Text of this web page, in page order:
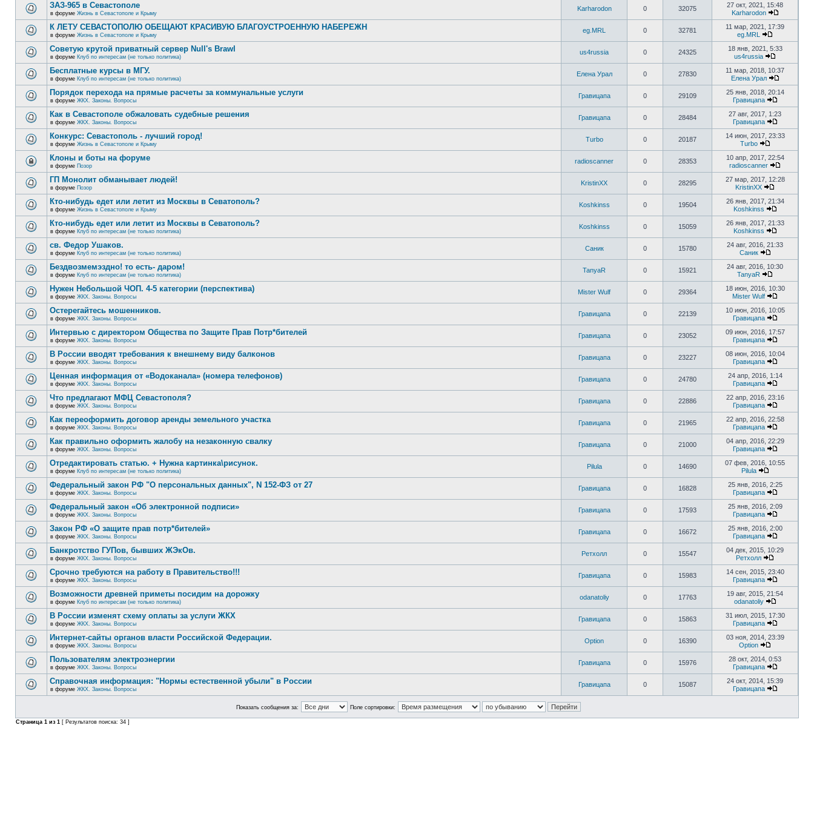
ЗАЗ-965 в Севастополе
в форуме Жизнь в Севастополе и Крыму
Karharodon 0 32075
27 окт, 2021, 15:48
Karharodon
К ЛЕТУ СЕВАСТОПОЛЮ ОБЕЩАЮТ КРАСИВУЮ БЛАГОУСТРОЕННУЮ НАБЕРЕЖН
в форуме Жизнь в Севастополе и Крыму
eg.MRL 0 32781
11 мар, 2021, 17:39
eg.MRL
Советую крутой приватный сервер Null's Brawl
в форуме Клуб по интересам (не только политика)
us4russia 0 24325
18 янв, 2021, 5:33
us4russia
Бесплатные курсы в МГУ.
в форуме Клуб по интересам (не только политика)
Елена Урал 0 27830
11 мар, 2018, 10:37
Елена Урал
Порядок перехода на прямые расчеты за коммунальные услуги
в форуме ЖКХ. Законы. Вопросы
Гравицапа 0 29109
25 янв, 2018, 20:14
Гравицапа
Как в Севастополе обжаловать судебные решения
в форуме ЖКХ. Законы. Вопросы
Гравицапа 0 28484
27 авг, 2017, 1:23
Гравицапа
Конкурс: Севастополь - лучший город!
в форуме Жизнь в Севастополе и Крыму
Turbo 0 20187
14 июн, 2017, 23:33
Turbo
Клоны и боты на форуме
в форуме Позор
radioscanner 0 28353
10 апр, 2017, 22:54
radioscanner
ГП Монолит обманывает людей!
в форуме Позор
KristinXX 0 28295
27 мар, 2017, 12:28
KristinXX
Кто-нибудь едет или летит из Москвы в Севатополь?
в форуме Жизнь в Севастополе и Крыму
Koshkinss 0 19504
26 янв, 2017, 21:34
Koshkinss
Кто-нибудь едет или летит из Москвы в Севатополь?
в форуме Клуб по интересам (не только политика)
Koshkinss 0 15059
26 янв, 2017, 21:33
Koshkinss
св. Федор Ушаков.
в форуме Клуб по интересам (не только политика)
Саник 0 15780
24 авг, 2016, 21:33
Саник
Бездвозмемэздно! то есть- даром!
в форуме Клуб по интересам (не только политика)
TanyaR 0 15921
24 авг, 2016, 10:30
TanyaR
Нужен Небольшой ЧОП. 4-5 категории (перспектива)
в форуме ЖКХ. Законы. Вопросы
Mister Wulf 0 29364
18 июн, 2016, 10:30
Mister Wulf
Остерегайтесь мошенников.
в форуме ЖКХ. Законы. Вопросы
Гравицапа 0 22139
10 июн, 2016, 10:05
Гравицапа
Интервью с директором Общества по Защите Прав Потр*бителей
в форуме ЖКХ. Законы. Вопросы
Гравицапа 0 23052
09 июн, 2016, 17:57
Гравицапа
В России вводят требования к внешнему виду балконов
в форуме ЖКХ. Законы. Вопросы
Гравицапа 0 23227
08 июн, 2016, 10:04
Гравицапа
Ценная информация от «Водоканала» (номера телефонов)
в форуме ЖКХ. Законы. Вопросы
Гравицапа 0 24780
24 апр, 2016, 1:14
Гравицапа
Что предлагают МФЦ Севастополя?
в форуме ЖКХ. Законы. Вопросы
Гравицапа 0 22886
22 апр, 2016, 23:16
Гравицапа
Как переоформить договор аренды земельного участка
в форуме ЖКХ. Законы. Вопросы
Гравицапа 0 21965
22 апр, 2016, 22:58
Гравицапа
Как правильно оформить жалобу на незаконную свалку
в форуме ЖКХ. Законы. Вопросы
Гравицапа 0 21000
04 апр, 2016, 22:29
Гравицапа
Отредактировать статью. + Нужна картинка\рисунок.
в форуме Клуб по интересам (не только политика)
Pilula 0 14690
07 фев, 2016, 10:55
Pilula
Федеральный закон РФ "О персональных данных", N 152-ФЗ от 27
в форуме ЖКХ. Законы. Вопросы
Гравицапа 0 16828
25 янв, 2016, 2:25
Гравицапа
Федеральный закон «Об электронной подписи»
в форуме ЖКХ. Законы. Вопросы
Гравицапа 0 17593
25 янв, 2016, 2:09
Гравицапа
Закон РФ «О защите прав потр*бителей»
в форуме ЖКХ. Законы. Вопросы
Гравицапа 0 16672
25 янв, 2016, 2:00
Гравицапа
Банкротство ГУПов, бывших ЖЭкОв.
в форуме ЖКХ. Законы. Вопросы
Ретхолл 0 15547
04 дек, 2015, 10:29
Ретхолл
Срочно требуются на работу в Правительство!!!
в форуме ЖКХ. Законы. Вопросы
Гравицапа 0 15983
14 сен, 2015, 23:40
Гравицапа
Возможности древней приметы посидим на дорожку
в форуме Клуб по интересам (не только политика)
odanatoliy 0 17763
19 авг, 2015, 21:54
odanatoliy
В России изменят схему оплаты за услуги ЖКХ
в форуме ЖКХ. Законы. Вопросы
Гравицапа 0 15863
31 июл, 2015, 17:30
Гравицапа
Интернет-сайты органов власти Российской Федерации.
в форуме ЖКХ. Законы. Вопросы
Option 0 16390
03 ноя, 2014, 23:39
Option
Пользователям электроэнергии
в форуме ЖКХ. Законы. Вопросы
Гравицапа 0 15976
28 окт, 2014, 0:53
Гравицапа
Справочная информация: "Нормы естественной убыли" в России
в форуме ЖКХ. Законы. Вопросы
Гравицапа 0 15087
24 окт, 2014, 15:39
Гравицапа
Показать сообщения за: Поле сортировки:
Страница 1 из 1 [ Результатов поиска: 34 ]